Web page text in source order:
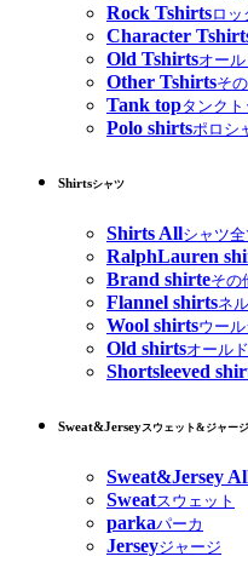
Rock Tshirtsロッ
Character
Old Tshirtsオー
Other Tshirtsそ
Tank topタンクト
Polo shirtsポロシ
Shirtsシャツ
Shirts Allシャツ全
RalphLauren
Brand shirteその
Flannel shirtsネ
Wool shirtsウー
Old shirtsオール
Shortsleeved
Sweat&Jerseyスウェット&ジャージ
Sweat&Jersey
Sweatスウェット
parkaパーカ
Jerseyジャージ